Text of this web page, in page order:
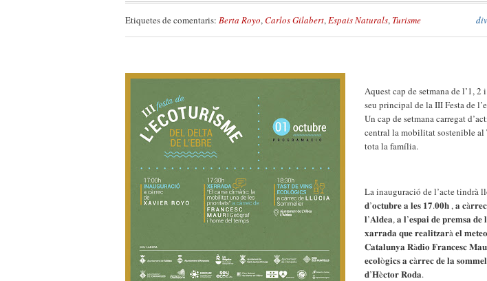
Etiquetes de comentaris: Berta Royo,Carlos Gilabert,Espais Naturals, Turisme
Aquest cap de setmana de l’1, 2
seu principal de la III Festa de
Un cap de setmana carregat
central la mobilitat sostenible al
tota la família.
La inauguració de l’acte tindrà
𝐝’𝐨𝐜𝐭𝐮𝐛𝐫𝐞 𝐚 𝐥𝐞𝐬 𝟏𝟕.𝟎𝟎𝐡 , 𝐚
𝐥’𝐀𝐥𝐝𝐞𝐚, 𝐚 𝐥’𝐞𝐬𝐩𝐚𝐢 𝐝𝐞 𝐩𝐫𝐞𝐦𝐬𝐚 𝐝𝐞
𝐱𝐚𝐫𝐫𝐚𝐝𝐚 𝐪𝐮𝐞 𝐫𝐞𝐚𝐥𝐢𝐭𝐳𝐚𝐫à 𝐞𝐥
𝐂𝐚𝐭𝐚𝐥𝐮𝐧𝐲𝐚 𝐑à𝐝𝐢𝐨 𝐅𝐫𝐚𝐧𝐜𝐞𝐬𝐜
𝐞𝐜𝐨𝐥ò𝐠𝐢𝐜𝐬 𝐚 𝐜à𝐫𝐫𝐞𝐜 𝐝𝐞 𝐥𝐚
𝐝’𝐇è𝐜𝐭𝐨𝐫 𝐑𝐨𝐝𝐚.